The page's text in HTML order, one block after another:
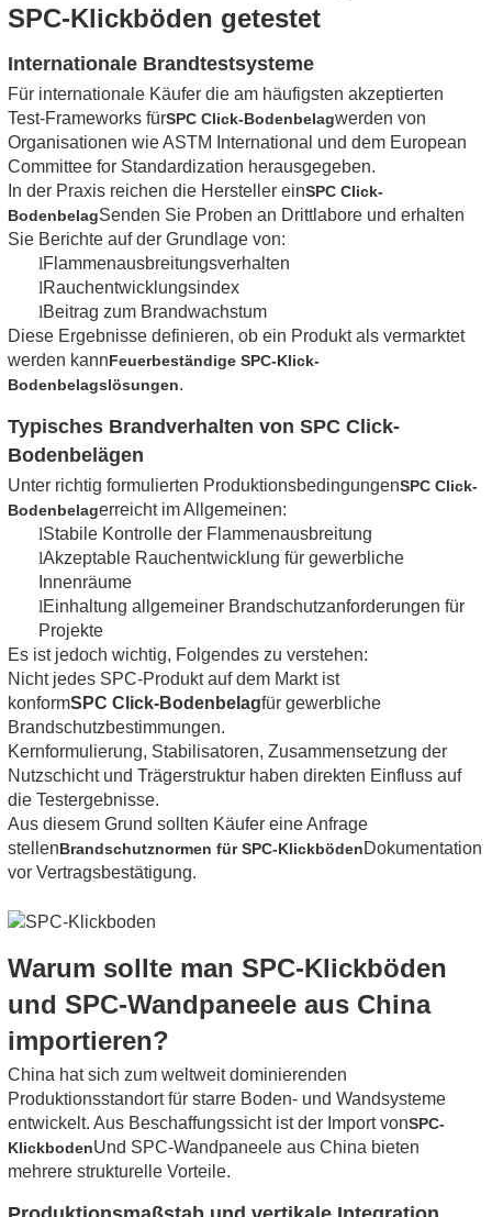
SPC-Klickböden getestet
Internationale Brandtestsysteme
Für internationale Käufer die am häufigsten akzeptierten
Test-Frameworks fürSPC Click-Bodenbelagwerden von
Organisationen wie ASTM International und dem European
Committee for Standardization herausgegeben.
In der Praxis reichen die Hersteller einSPC Click-
BodenbelagSenden Sie Proben an Drittlabore und erhalten
Sie Berichte auf der Grundlage von:
lFlammenausbreitungsverhalten
lRauchentwicklungsindex
lBeitrag zum Brandwachstum
Diese Ergebnisse definieren, ob ein Produkt als vermarktet
werden kannFeuerbeständige SPC-Klick-
Bodenbelagslösungen.
Typisches Brandverhalten von SPC Click-
Bodenbelägen
Unter richtig formulierten ProduktionsbedingungenSPC Click-
Bodenbelagerreicht im Allgemeinen:
lStabile Kontrolle der Flammenausbreitung
lAkzeptable Rauchentwicklung für gewerbliche
Innenräume
lEinhaltung allgemeiner Brandschutzanforderungen für
Projekte
Es ist jedoch wichtig, Folgendes zu verstehen:
Nicht jedes SPC-Produkt auf dem Markt ist
konformSPC Click-Bodenbelagfür gewerbliche
Brandschutzbestimmungen.
Kernformulierung, Stabilisatoren, Zusammensetzung der
Nutzschicht und Trägerstruktur haben direkten Einfluss auf
die Testergebnisse.
Aus diesem Grund sollten Käufer eine Anfrage
stellenBrandschutznormen für SPC-KlickbödenDokumentation
vor Vertragsbestätigung.
Warum sollte man SPC-Klickböden
und SPC-Wandpaneele aus China
importieren?
China hat sich zum weltweit dominierenden
Produktionsstandort für starre Boden- und Wandsysteme
entwickelt. Aus Beschaffungssicht ist der Import vonSPC-
KlickbodenUnd SPC-Wandpaneele aus China bieten
mehrere strukturelle Vorteile.